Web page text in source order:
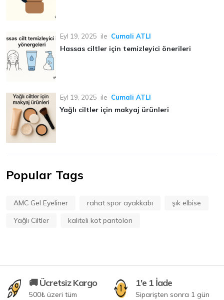
Eyl 19, 2025 ile Cumali ATLI
Hassas ciltler için temizleyici önerileri
Eyl 19, 2025 ile Cumali ATLI
Yağlı ciltler için makyaj ürünleri
Popular Tags
AMC Gel Eyeliner rahat spor ayakkabı
şık elbise
Yağlı Ciltler
kaliteli kot pantolon
🚚 Ücretsiz Kargo
500₺ üzeri tüm
1'e 1 İade
Siparişten sonra 1 gün